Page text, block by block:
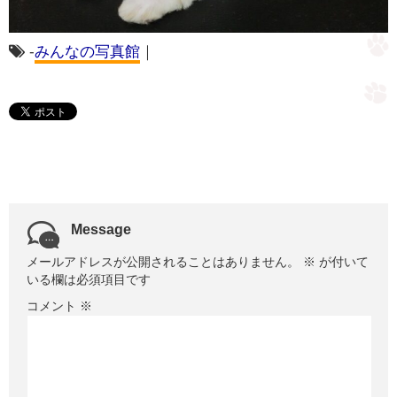
-みんなの写真館
Message
メールアドレスが公開されることはありません。 ※ が付いて
いる欄は必須項目です
コメント ※